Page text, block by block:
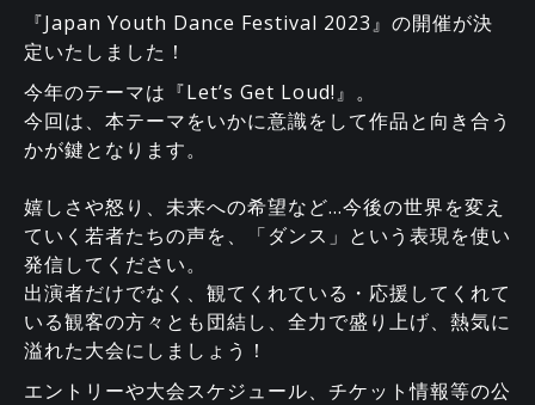
『Japan Youth Dance Festival 2023』の開催が決
定いたしました！
今年のテーマは『Let’s Get Loud!』。
今回は、本テーマをいかに意識をして作品と向き合う
かが鍵となります。
嬉しさや怒り、未来への希望など…今後の世界を変え
ていく若者たちの声を、「ダンス」という表現を使い
発信してください。
出演者だけでなく、観てくれている・応援してくれて
いる観客の⽅々とも団結し、全⼒で盛り上げ、熱気に
溢れた⼤会にしましょう！
エントリーや大会スケジュール、チケット情報等の公